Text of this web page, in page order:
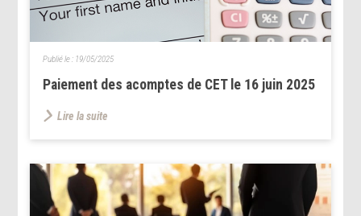
Paiement des acomptes de CET le 16 juin 2025
Publié le : 19/05/2025
Lire la suite